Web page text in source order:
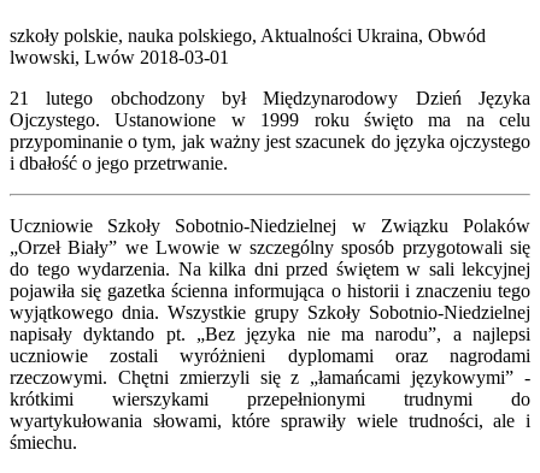
szkoły polskie, nauka polskiego, Aktualności Ukraina, Obwód
lwowski, Lwów 2018-03-01
21 lutego obchodzony był Międzynarodowy Dzień Języka
Ojczystego. Ustanowione w 1999 roku święto ma na celu
przypominanie o tym, jak ważny jest szacunek do języka ojczystego
i dbałość o jego przetrwanie.
Uczniowie Szkoły Sobotnio-Niedzielnej w Związku Polaków
„Orzeł Biały” we Lwowie w szczególny sposób przygotowali się
do tego wydarzenia. Na kilka dni przed świętem w sali lekcyjnej
pojawiła się gazetka ścienna informująca o historii i znaczeniu tego
wyjątkowego dnia. Wszystkie grupy Szkoły Sobotnio-Niedzielnej
napisały dyktando pt. „Bez języka nie ma narodu”, a najlepsi
uczniowie zostali wyróżnieni dyplomami oraz nagrodami
rzeczowymi. Chętni zmierzyli się z „łamańcami językowymi” -
krótkimi wierszykami przepełnionymi trudnymi do
wyartykułowania słowami, które sprawiły wiele trudności, ale i
śmiechu.